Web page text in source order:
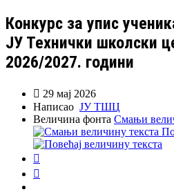
Конкурс за упис
ЈУ Технички школски
2026/2027. години
 29 мај 2026
Написао ЈУ ТШЦ
Величина фонта Смањи

